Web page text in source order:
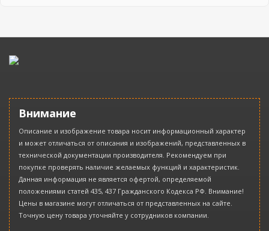
Внимание
Описание и изображение товара носит информационный характер
и может отличаться от описания и изображений, представленных в
технической документации производителя. Рекомендуем при
покупке проверять наличие желаемых функций и характеристик.
Данная информация не является офертой, определяемой
положениями статей 435, 437 Гражданского Кодекса РФ. Внимание!
Цены в магазине могут отличаться от представленных на сайте.
Точную цену товара уточняйте у сотрудников компании.